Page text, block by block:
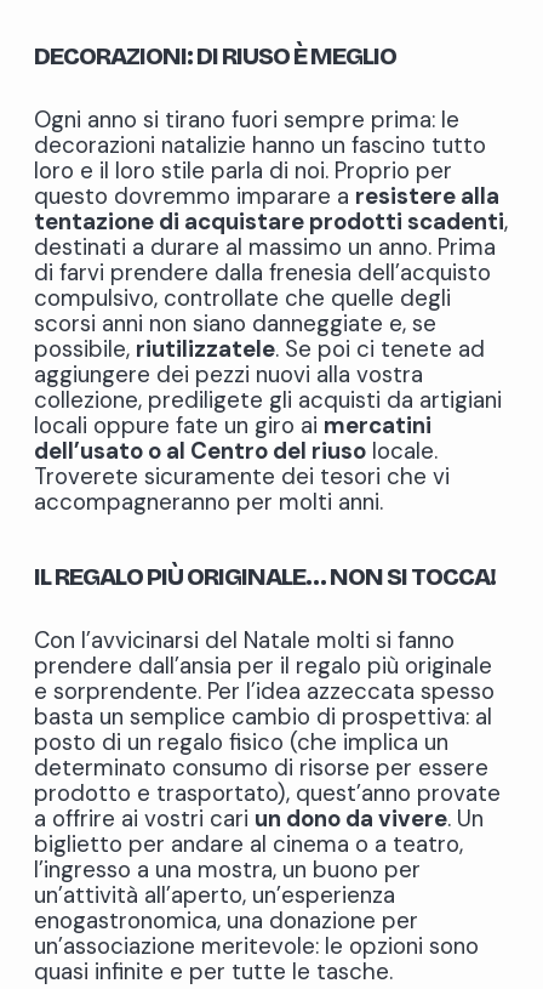
DECORAZIONI: DI RIUSOÈMEGLIO
Ogni anno si tirano fuori sempre prima: le
decorazioni natalizie hanno un fascino tutto
loro e il loro stile parla di noi. Proprio per
questo dovremmo imparare a resistere alla
tentazione di acquistare prodotti scadenti,
destinati a durare al massimo un anno. Prima
di farvi prendere dalla frenesia dell’acquisto
compulsivo, controllate che quelle degli
scorsi anni non siano danneggiate e, se
possibile, riutilizzatele. Se poi ci tenete ad
aggiungere dei pezzi nuovi alla vostra
collezione, prediligete gli acquisti da artigiani
locali oppure fate un giro ai mercatini
dell’usato o al Centro del riuso locale.
Troverete sicuramente dei tesori che vi
accompagneranno per molti anni.
IL REGALO PIÙ ORIGINALE…NON SI TOCCA!
Con l’avvicinarsi del Natale molti si fanno
prendere dall’ansia per il regalo più originale
e sorprendente. Per l’idea azzeccata spesso
basta un semplice cambio di prospettiva: al
posto di un regalo fisico (che implica un
determinato consumo di risorse per essere
prodotto e trasportato), quest’anno provate
a offrire ai vostri cari un dono da vivere. Un
biglietto per andare al cinema o a teatro,
l’ingresso a una mostra, un buono per
un’attività all’aperto, un’esperienza
enogastronomica, una donazione per
un’associazione meritevole: le opzioni sono
quasi infinite e per tutte le tasche.